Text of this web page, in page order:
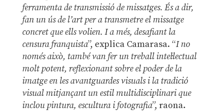
ferramenta de transmissió de missatges. És a dir,
fan un ús de l’art per a transmetre el missatge
concret que ells volien. I a més, desafiant la
censura franquista”, explica Camarasa. “I no
només això, també van fer un treball intel·lectual
molt potent, reflexionant sobre el poder de la
imatge en les avantguardes visuals i la tradició
visual mitjançant un estil multidisciplinari que
inclou pintura, escultura i fotografia”, raona.